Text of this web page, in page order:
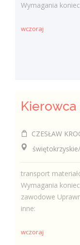
Wymagania
wczoraj
CZESŁAW
świętokrzyskie/
transport
Wymagania
zawodowe
inne:
wczoraj